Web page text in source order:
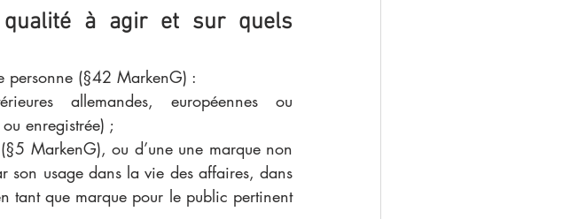
qualité à agir et sur quels
personne (§42 MarkenG) :
allemandes, européennes ou
enregistrée) ;
MarkenG), ou d’une une marque non
son usage dans la vie des affaires, dans
tant que marque pour le public pertinent